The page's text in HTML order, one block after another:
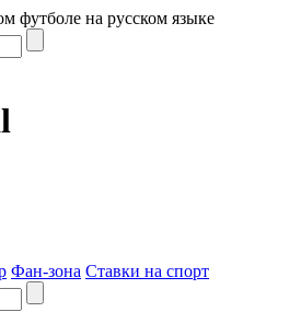
футболе на русском языке
Фан-зона Ставки на спорт